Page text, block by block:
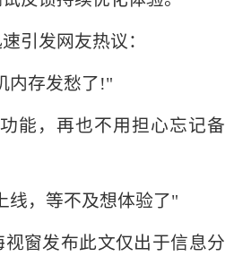
发网友热议：
存发愁了!"
，再也不用担心忘记备
，等不及想体验了"
窗发布此文仅出于信息分